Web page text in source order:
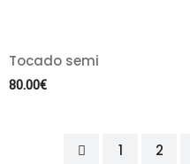
Tocado semi
80.00€
1 2